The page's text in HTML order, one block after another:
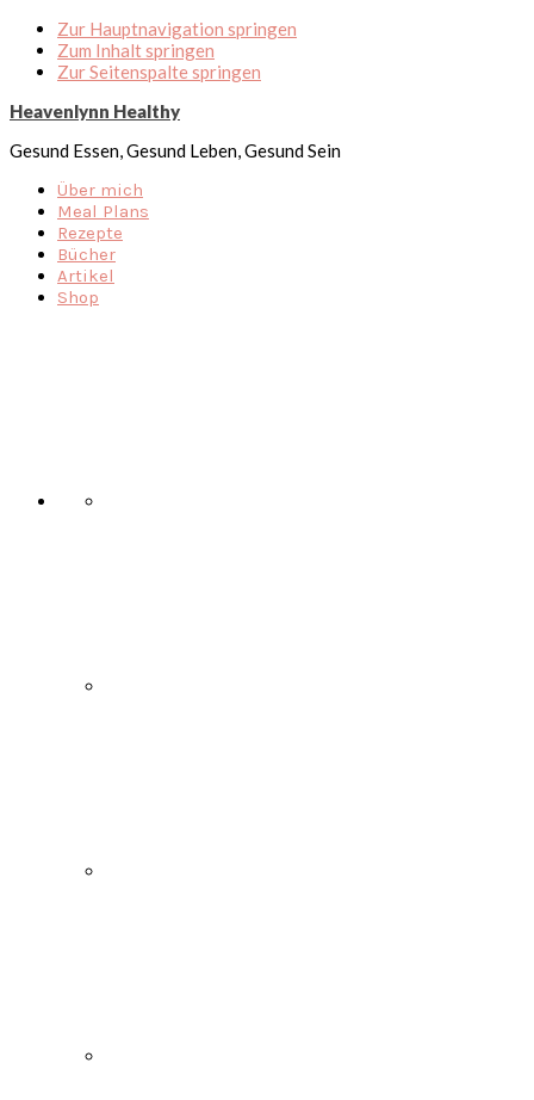
Zur Hauptnavigation springen
Zum Inhalt springen
Zur Seitenspalte springen
Heavenlynn Healthy
Gesund Essen, Gesund Leben, Gesund Sein
Über mich
Meal Plans
Rezepte
Bücher
Artikel
Shop